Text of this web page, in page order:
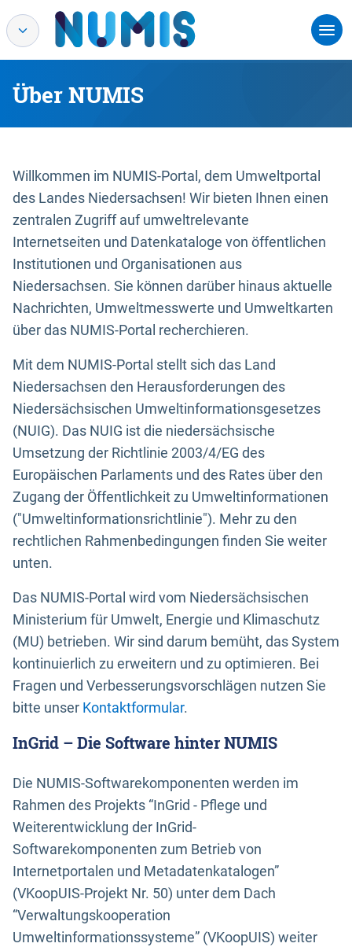
Über NUMIS
Willkommen im NUMIS-Portal, dem Umweltportal
des Landes Niedersachsen! Wir bieten Ihnen einen
zentralen Zugriff auf umweltrelevante
Internetseiten und Datenkataloge von öffentlichen
Institutionen und Organisationen aus
Niedersachsen. Sie können darüber hinaus aktuelle
Nachrichten, Umweltmesswerte und Umweltkarten
über das NUMIS-Portal recherchieren.
Mit dem NUMIS-Portal stellt sich das Land
Niedersachsen den Herausforderungen des
Niedersächsischen Umweltinformationsgesetzes
(NUIG). Das NUIG ist die niedersächsische
Umsetzung der Richtlinie 2003/4/EG des
Europäischen Parlaments und des Rates über den
Zugang der Öffentlichkeit zu Umweltinformationen
("Umweltinformationsrichtlinie"). Mehr zu den
rechtlichen Rahmenbedingungen finden Sie weiter
unten.
Das NUMIS-Portal wird vom Niedersächsischen
Ministerium für Umwelt, Energie und Klimaschutz
(MU) betrieben. Wir sind darum bemüht, das System
kontinuierlich zu erweitern und zu optimieren. Bei
Fragen und Verbesserungsvorschlägen nutzen Sie
bitte unser Kontaktformular.
InGrid – Die Software hinter NUMIS
Die NUMIS-Softwarekomponenten werden im
Rahmen des Projekts “InGrid - Pflege und
Weiterentwicklung der InGrid-
Softwarekomponenten zum Betrieb von
Internetportalen und Metadatenkatalogen”
(VKoopUIS-Projekt Nr. 50) unter dem Dach
“Verwaltungskooperation
Umweltinformationssysteme” (VKoopUIS) weiter